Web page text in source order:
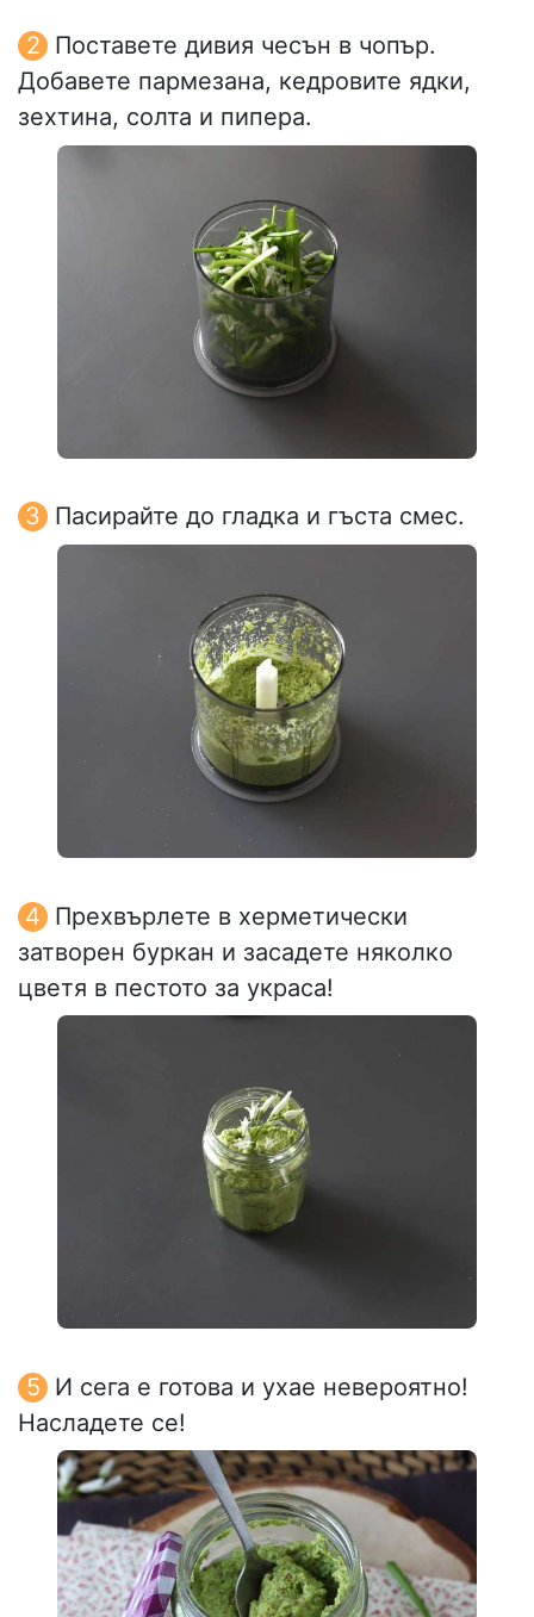
Поставете дивия чесън в чопър.
Добавете пармезана, кедровите ядки,
зехтина, солта и пипера.
Пасирайте до гладка и гъста смес.
Прехвърлете в херметически
затворен буркан и засадете няколко
цветя в пестото за украса!
И сега е готова и ухае невероятно!
Насладете се!